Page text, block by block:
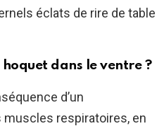
éclats de rire de table
dans le ventre ?
d’un
muscles respiratoires, en